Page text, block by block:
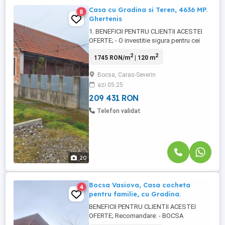
20
8
Casa cu Gradina si Teren, 4636 MP.
Ghertenis
1. BENEFICII PENTRU CLIENTII ACESTEI
OFERTE; - O investitie sigura pentru cei
Batraneasca cu gradina si teren in
cca 40 ml. Ideala pentru familie extinsa, 2
corpuri de cladire in curte. Necesita
renovare. - Biroul Imobiliar ...
1745 RON/m2| 120 m2
Bocsa, Caras-Severin
azi 05:25
209 431 RON
Telefon validat
4
Bocsa Vasiova, Casa cocheta
pentru familie, cu Gradina.
BENEFICII PENTRU CLIENTII ACESTEI
OFERTE; Recomandare: - BOCSA